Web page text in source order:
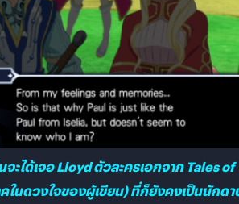
จะได้เจอ Lloyd ตัวละครเอกจาก Tales of
ในดวงใจของผู้เขียน) ที่ก็ยังคงเป็นนักดา